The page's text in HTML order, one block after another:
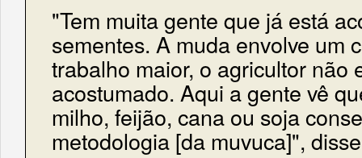
"Tem muita gente que já está
sementes. A muda envolve um
trabalho maior, o agricultor não
acostumado. Aqui a gente vê
milho, feijão, cana ou soja
metodologia [da muvuca]",